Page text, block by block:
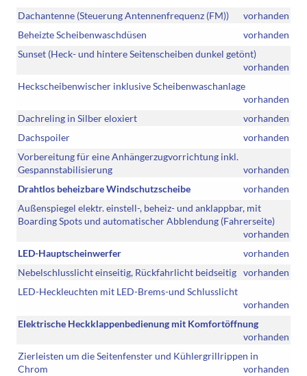
Dachantenne (Steuerung Antennenfrequenz (FM))
vorhanden
Beheizte Scheibenwaschdüsen
vorhanden
Sunset (Heck- und hintere Seitenscheiben dunkel getönt)
vorhanden
Heckscheibenwischer inklusive Scheibenwaschanlage
vorhanden
Dachreling in Silber eloxiert
vorhanden
Dachspoiler
vorhanden
Vorbereitung für eine Anhängerzugvorrichtung inkl.
Gespannstabilisierung
vorhanden
Drahtlos beheizbare Windschutzscheibe
vorhanden
Außenspiegel elektr. einstell-, beheiz- und anklappbar, mit
Boarding Spots und automatischer Abblendung (Fahrerseite)
vorhanden
LED-Hauptscheinwerfer
vorhanden
Nebelschlusslicht einseitig, Rückfahrlicht beidseitig vorhanden
LED-Heckleuchten mit LED-Brems-und Schlusslicht
vorhanden
Elektrische Heckklappenbedienung mit Komfortöffnung
vorhanden
Zierleisten um die Seitenfenster und Kühlergrillrippen in
Chrom
vorhanden